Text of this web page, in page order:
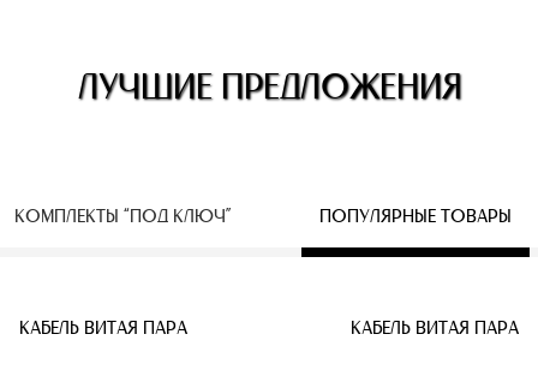
ЛУЧШИЕ ПРЕДЛОЖЕНИЯ
КОМПЛЕКТЫ “ПОД КЛЮЧ” ПОПУЛЯРНЫЕ ТОВАРЫ
IP КАМЕРЫ КАБЕЛЬ ВИТАЯ ПАРА
КАБЕЛЬ ВИТАЯ ПАРА КАБЕЛЬ ВИТАЯ ПАРА
КАБЕЛЬ ВИТАЯ ПАРА КАБЕЛЬ ВИТАЯ ПАРА